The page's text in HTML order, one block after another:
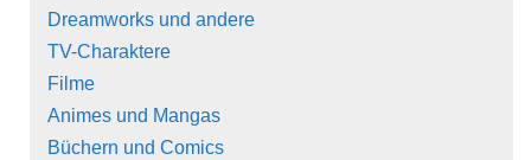
Dreamworks und andere
TV-Charaktere
Filme
Animes und Mangas
Büchern und Comics